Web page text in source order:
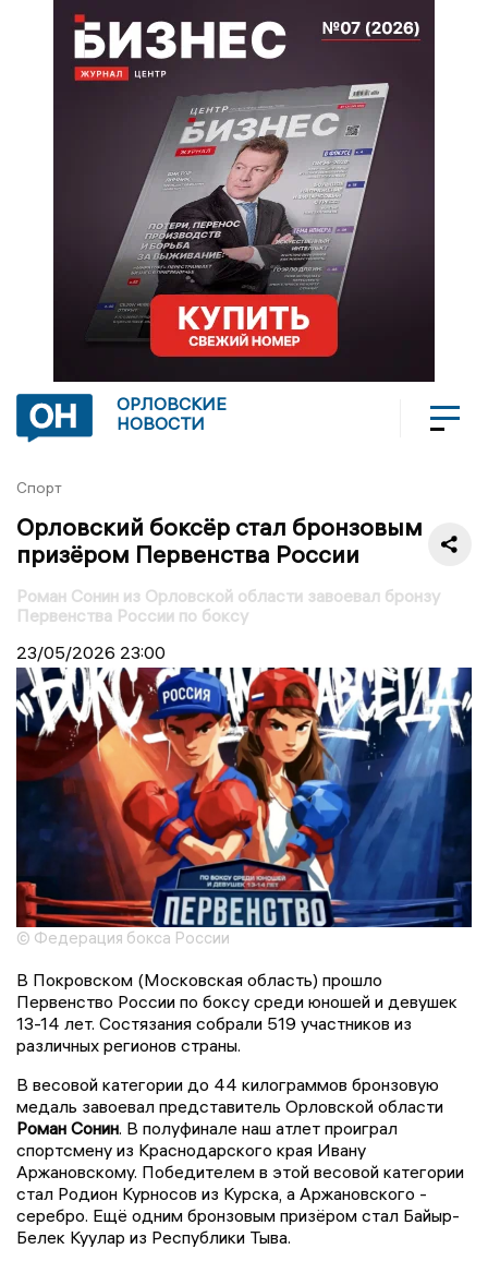
ОРЛОВСКИЕ
НОВОСТИ
Спорт
Орловский боксёр стал бронзовым
призёром Первенства России
Роман Сонин из Орловской области завоевал бронзу
Первенства России по боксу
23/05/2026 23:00
© Федерация бокса России
В Покровском (Московская область) прошло
Первенство России по боксу среди юношей и девушек
13-14 лет. Состязания собрали 519 участников из
различных регионов страны.
В весовой категории до 44 килограммов бронзовую
медаль завоевал представитель Орловской области
Роман Сонин. В полуфинале наш атлет проиграл
спортсмену из Краснодарского края Ивану
Аржановскому. Победителем в этой весовой категории
стал Родион Курносов из Курска, а Аржановского -
серебро. Ещё одним бронзовым призёром стал Байыр-
Белек Куулар из Республики Тыва.